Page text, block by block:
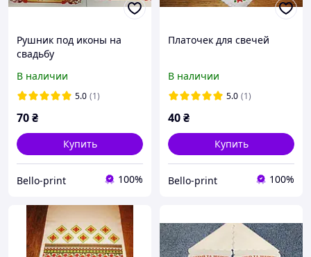
Рушник под иконы на
свадьбу
В наличии
5.0 (1)
70₴
Купить
Bello-print 100%
Платочек для свечей
В наличии
5.0 (1)
40₴
Купить
Bello-print 100%